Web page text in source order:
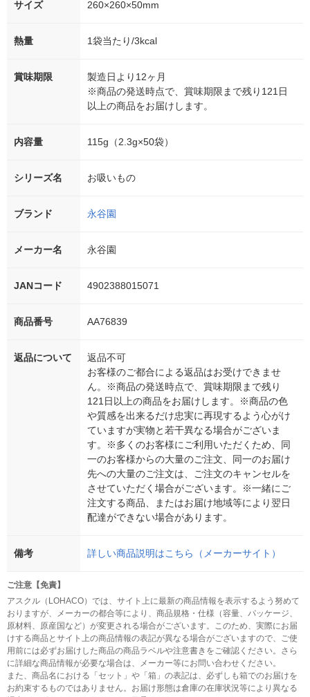
サイズ 260×260×50mm
熱量 1袋当たり/3kcal
賞味期限
製造日より12ヶ月
※商品の発送時点で、賞味期限まで残り121日
以上の商品をお届けします。
内容量 115g（2.3g×50袋）
シリーズ名 お吸いもの
ブランド 永谷園
メーカー名 永谷園
JANコード 4902388015071
商品番号 AA76839
返品について
返品不可
お客様のご都合による返品はお受けできませ
ん。※商品の発送時点で、賞味期限まで残り
121日以上の商品をお届けします。※商品の色
や質感を出来るだけ忠実に再現するよう心がけ
ていますが実物と若干異なる場合がございま
す。※多くのお客様にご利用いただくため、同
一のお客様からの大量のご注文、同一のお届け
先への大量のご注文は、ご注文のキャンセルを
させていただく場合がございます。※一緒にご
注文する商品、またはお届け地域等により翌日
配達ができない場合があります。
備考 詳しい商品説明はこちら（メーカーサイト）
ご注意【免責】
アスクル（LOHACO）では、サイト上に最新の商品情報を表示するよう努めて
おりますが、メーカーの都合等により、商品規格・仕様（容量、パッケージ、
原材料、原産国など）が変更される場合がございます。このため、実際にお届
けする商品とサイト上の商品情報の表記が異なる場合がございますので、ご使
用前には必ずお届けした商品の商品ラベルや注意書きをご確認ください。さら
に詳細な商品情報が必要な場合は、メーカー等にお問い合わせください。
また、商品名における「セット」や「箱」の表記は、必ずしも箱でのお届けを
お約束するものではありません。お届け形態は倉庫の在庫状況等により異なる